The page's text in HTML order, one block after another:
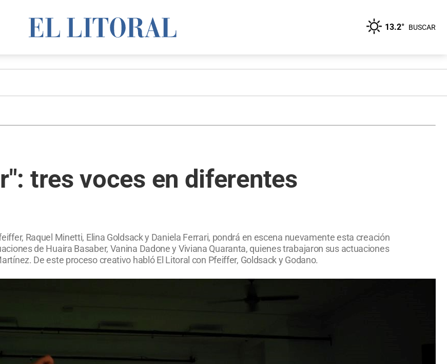
13.2° BUSCAR
tres voces en diferentes
Raquel Minetti, Elina Goldsack y Daniela Ferrari, pondrá en escena nuevamente esta creación
de Huaira Basaber, Vanina Dadone y Viviana Quaranta, quienes trabajaron sus actuaciones
De este proceso creativo habló El Litoral con Pfeiffer, Goldsack y Godano.